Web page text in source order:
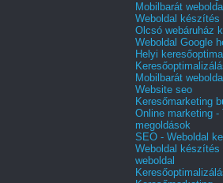
Mobilbarát
Weboldal készítés
Olcsó webáruház
Weboldal Google
Helyi
Mobilbarát
Website seo
Keresőmarketing
Online marketing -
megoldások
SEO - Weboldal
Weboldal
weboldal